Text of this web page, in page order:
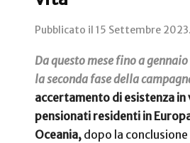
Pubblicato il 15 Settembre 2023.
Da questo mese fino a
la seconda fase della
accertamento di esistenza in
pensionati residenti in
Oceania, dopo la